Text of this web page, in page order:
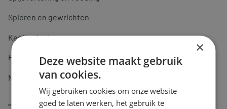
Spieren en gewrichten
Keel en luchtwegen
Huidverzorging
Nachtrust
×
Deze website maakt gebruik
van cookies.
Wij gebruiken cookies om onze website
goed te laten werken, het gebruik te